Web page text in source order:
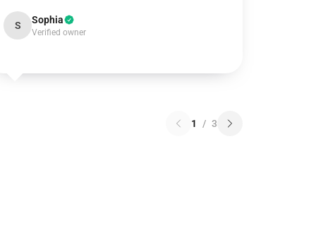
S Sophia
Verified owner
1 / 3